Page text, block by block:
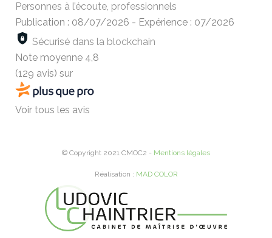
Personnes à l’écoute, professionnels
Publication : 08/07/2026 - Expérience : 07/2026
Sécurisé dans la blockchain
Note moyenne 4,8
(129 avis) sur
Voir tous les avis
© Copyright 2021 CMOC2 - Mentions légales
Réalisation : MAD COLOR